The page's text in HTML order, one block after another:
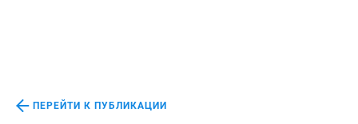
ПЕРЕЙТИ К ПУБЛИКАЦИИ